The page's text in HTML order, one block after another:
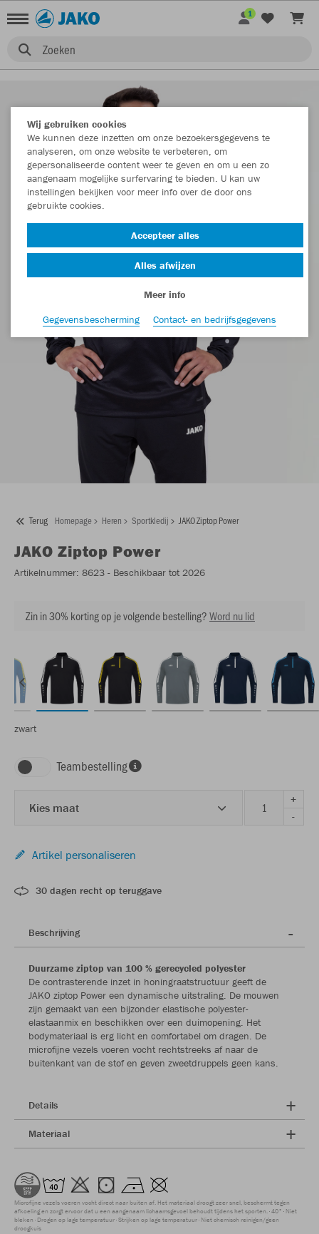
Zoeken
1
Terug Homepage Heren Sportkledij JAKO Ziptop Power
JAKO Ziptop Power
Artikelnummer: 8623 - Beschikbaar tot 2026
Zin in 30% korting op je volgende bestelling?Word nu lid
zwart
Teambestelling
Kies maat
+
-
Artikel personaliseren
30 dagen recht op teruggave
Beschrijving
Duurzame ziptop van 100 % gerecycled polyester
De contrasterende inzet in honingraatstructuur geeft de
JAKO ziptop Power een dynamische uitstraling. De mouwen
zijn gemaakt van een bijzonder elastische polyester-
elastaanmix en beschikken over een duimopening. Het
bodymateriaal is erg licht en comfortabel om dragen. De
microfijne vezels voeren vocht rechtstreeks af naar de
buitenkant van de stof en geven zweetdruppels geen kans.
Details
Materiaal
Microfijne vezels voeren vocht direct naar buiten af. Het materiaal droogt zeer snel, beschermt tegen
afkoeling en zorgt ervoor dat u een aangenaam lichaamsgevoel behoudt tijdens het sporten. 40° Niet
bleken Drogen op lage temperatuur Strijken op lage temperatuur Niet chemisch reinigen/geen
droogkuis
Wij gebruiken cookies
We kunnen deze inzetten om onze bezoekersgegevens te
analyseren, om onze website te verbeteren, om
gepersonaliseerde content weer te geven en om u een zo
aangenaam mogelijke surfervaring te bieden. U kan uw
instellingen bekijken voor meer info over de door ons
gebruikte cookies.
Accepteer alles
Alles afwijzen
Meer info
Gegevensbescherming
Contact- en bedrijfsgegevens